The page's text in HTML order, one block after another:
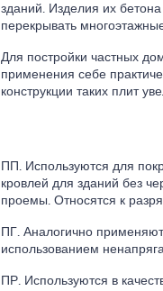
зданий. Изделия их
перекрывать
Для постройки частных
применения себе
конструкции таких плит
ПП. Используются для
кровлей для зданий без
проемы. Относятся к
ПГ. Аналогично
использованием
ПР. Используются в